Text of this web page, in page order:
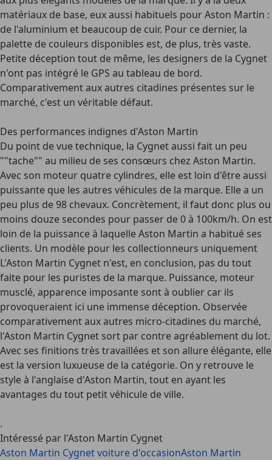
matériaux de base, eux aussi habituels pour Aston Martin :
de l'aluminium et beaucoup de cuir. Pour ce dernier, la
palette de couleurs disponibles est, de plus, très vaste.
Petite déception tout de même, les designers de la Cygnet
n'ont pas intégré le GPS au tableau de bord.
Comparativement aux autres citadines présentes sur le
marché, c'est un véritable défaut.
Des performances indignes d'Aston Martin
Du point de vue technique, la Cygnet aussi fait un peu
""tache"" au milieu de ses consœurs chez Aston Martin.
Avec son moteur quatre cylindres, elle est loin d'être aussi
puissante que les autres véhicules de la marque. Elle a un
peu plus de 98 chevaux. Concrètement, il faut donc plus ou
moins douze secondes pour passer de 0 à 100km/h. On est
loin de la puissance à laquelle Aston Martin a habitué ses
clients. Un modèle pour les collectionneurs uniquement
L'Aston Martin Cygnet n'est, en conclusion, pas du tout
faite pour les puristes de la marque. Puissance, moteur
musclé, apparence imposante sont à oublier car ils
provoqueraient ici une immense déception. Observée
comparativement aux autres micro-citadines du marché,
l'Aston Martin Cygnet sort par contre agréablement du lot.
Avec ses finitions très travaillées et son allure élégante, elle
est la version luxueuse de la catégorie. On y retrouve le
style à l'anglaise d'Aston Martin, tout en ayant les
avantages du tout petit véhicule de ville.
.
Intéressé par l'Aston Martin Cygnet
Aston Martin Cygnet voiture d'occasionAston Martin